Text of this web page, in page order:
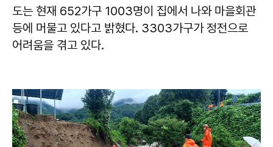
도는 현재 652가구 1003명이 집에서 나와 마을회관
등에 머물고 있다고 밝혔다. 3303가구가 정전으로
어려움을 겪고 있다.